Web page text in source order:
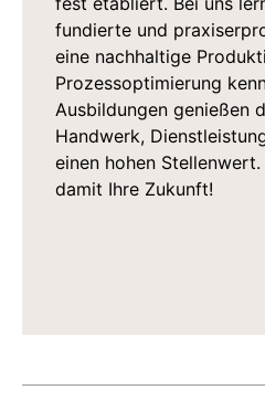
fundierte und
eine nachhaltige
Prozessoptimierung
Ausbildungen genießen
Handwerk,
einen hohen
damit Ihre Zukunft!